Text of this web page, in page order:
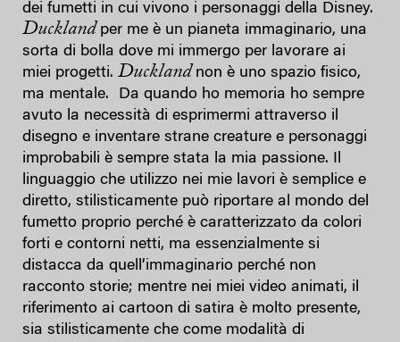
dei fumetti in cui vivono i personaggi della Disney.
Ducklandper me è un pianeta immaginario, una
sorta di bolla dove mi immergo per lavorare ai
miei progetti. Ducklandnon è uno spazio fisico,
ma mentale. Da quando ho memoria ho sempre
avuto la necessità di esprimermi attraverso il
disegno e inventare strane creature e personaggi
improbabili è sempre stata la mia passione. Il
linguaggio che utilizzo nei mie lavori è semplice e
diretto, stilisticamente può riportare al mondo del
fumetto proprio perché è caratterizzato da colori
forti e contorni netti, ma essenzialmente si
distacca da quell’immaginario perché non
racconto storie; mentre nei miei video animati, il
riferimento ai cartoon di satira è molto presente,
sia stilisticamente che come modalità di